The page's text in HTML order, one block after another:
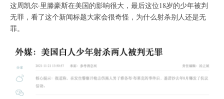
这周凯尔·里滕豪斯在美国的影响很大，最后这位18岁的少年被判
无罪，看了这个新闻标题大家会很奇怪，为什么射杀别人还是无
罪。